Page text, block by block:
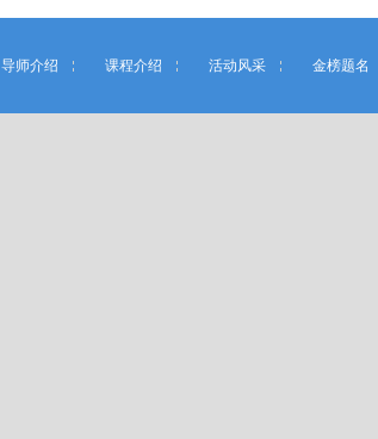
导师介绍 课程介绍 活动风采 金榜题名